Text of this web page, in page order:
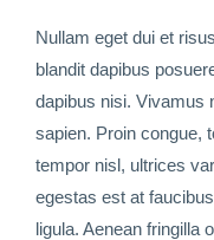
Nullam eget dui et
blandit dapibus
dapibus nisi. Vivamus
sapien. Proin congue,
tempor nisl, ultrices
egestas est at
ligula. Aenean fringilla